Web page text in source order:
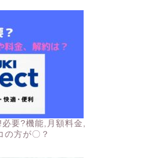
要?機能,月額料金,
の方が〇？